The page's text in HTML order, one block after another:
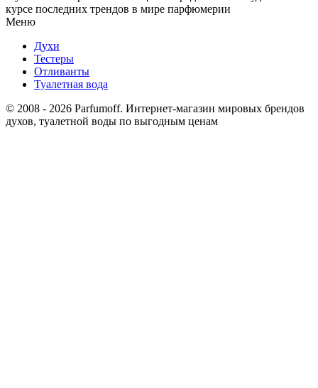
курсе последних трендов в мире парфюмерии
Меню
Духи
Тестеры
Отливанты
Туалетная вода
© 2008 - 2026 Parfumoff. Интернет-магазин мировых брендов
духов, туалетной воды по выгодным ценам